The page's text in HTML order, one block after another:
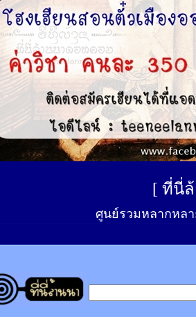
[ ที่นี่
ศูนย์รวมหลากหลา